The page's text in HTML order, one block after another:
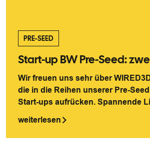
PRE-SEED
Start-up BW Pre-Seed:
Wir freuen uns sehr über
die in die Reihen unserer Pre-
Start-ups aufrücken. Spannende
weiterlesen